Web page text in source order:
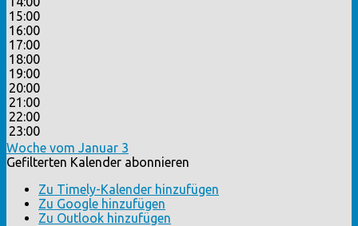
15:00
16:00
17:00
18:00
19:00
20:00
21:00
22:00
23:00
Woche vom Januar 3
Gefilterten Kalender abonnieren
Zu Timely-Kalender hinzufügen
Zu Google hinzufügen
Zu Outlook hinzufügen